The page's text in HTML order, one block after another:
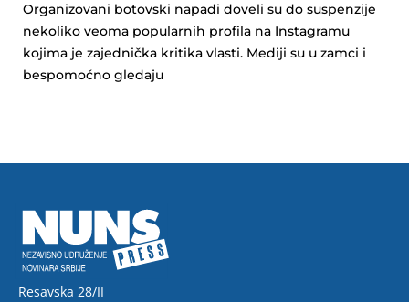
Organizovani botovski napadi doveli su do suspenzije
nekoliko veoma popularnih profila na Instagramu
kojima je zajednička kritika vlasti. Mediji su u zamci i
bespomoćno gledaju
Resavska 28/II